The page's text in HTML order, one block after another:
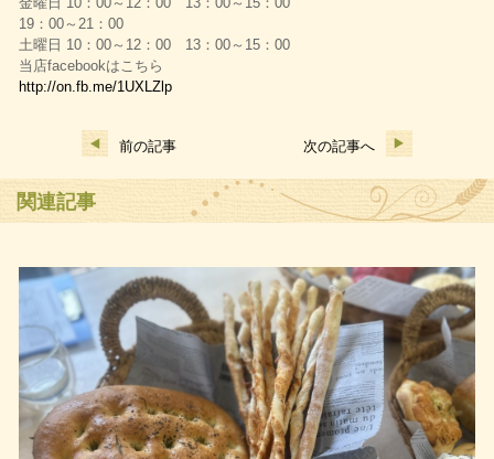
19：00～21：00
土曜日 10：00～12：00 13：00～15：00
当店facebookはこちら
http://on.fb.me/1UXLZlp
前の記事 次の記事へ
関連記事